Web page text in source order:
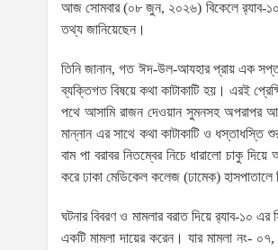
আজ সোমবার (০৮ জুন, ২০২৬) বিকেলে র‌্যাব-১০
তথ্য জানিয়েছেন।
তিনি জানান, গত ঈদ-উল-আযহার প্রায় এক
ব্যক্তিগত বিষয়ে কথা কাটাকাটি হয়। এরই
পথে আসামি রাজন দেওয়ান সুমনসহ অপরাপর
মান্নান এর সাথে কথা কাটাকাটি ও ধস্তাধস্তি
বাম পা বরাবর নিতম্বের নিচে ধারালো চাকু
করে ঢাকা মেডিকেল কলেজ (ঢামেক)
ঘটনার বিবরণ ও মামলার বরাত দিয়ে র‌্যাব-১০ এর
একটি মামলা দায়ের করেন। যার মামলা নং-